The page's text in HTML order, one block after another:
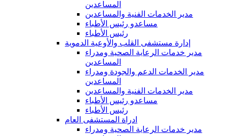
المساعدين
مدير الخدمات الفنية والمساعدين
مساعدو رئيس الأطباء
رئيس الأطباء
إدارة مستشفى القلب والأوعية الدموية
مدير خدمات الرعاية الصحية ومدراء
المساعدين
مدير الخدمات الدعم والجودة ومدراء
المساعدين
مدير الخدمات الفنية والمساعدين
مساعدو رئيس الأطباء
رئيس الأطباء
ادراة المستشفى العام
مدير خدمات الرعاية الصحية ومدراء